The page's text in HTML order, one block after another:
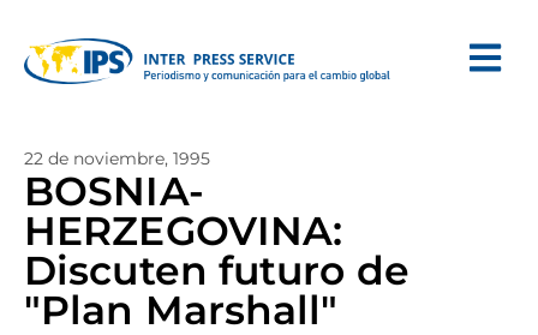
22 de noviembre, 1995
BOSNIA-
HERZEGOVINA:
Discuten futuro de
"Plan Marshall"